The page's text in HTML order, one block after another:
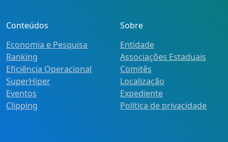
Conteúdos
Economia e Pesquisa
Ranking
Eficiência Operacional
SuperHiper
Eventos
Clipping
Sobre
Entidade
Associações Estaduais
Comitês
Localização
Expediente
Política de privacidade